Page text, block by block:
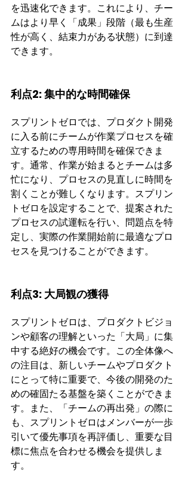
を迅速化できます。これにより、チー
ムはより早く「成果」段階（最も生産
性が高く、結束力がある状態）に到達
できます。
利点2: 集中的な時間確保
スプリントゼロでは、プロダクト開発
に入る前にチームが作業プロセスを確
立するための専用時間を確保できま
す。通常、作業が始まるとチームは多
忙になり、プロセスの見直しに時間を
割くことが難しくなります。スプリン
トゼロを設定することで、提案された
プロセスの試運転を行い、問題点を特
定し、実際の作業開始前に最適なプロ
セスを見つけることができます。
利点3: 大局観の獲得
スプリントゼロは、プロダクトビジョ
ンや顧客の理解といった「大局」に集
中する絶好の機会です。この全体像へ
の注目は、新しいチームやプロダクト
にとって特に重要で、今後の開発のた
めの確固たる基盤を築くことができま
す。また、「チームの再出発」の際に
も、スプリントゼロはメンバーが一歩
引いて優先事項を再評価し、重要な目
標に焦点を合わせる機会を提供しま
す。